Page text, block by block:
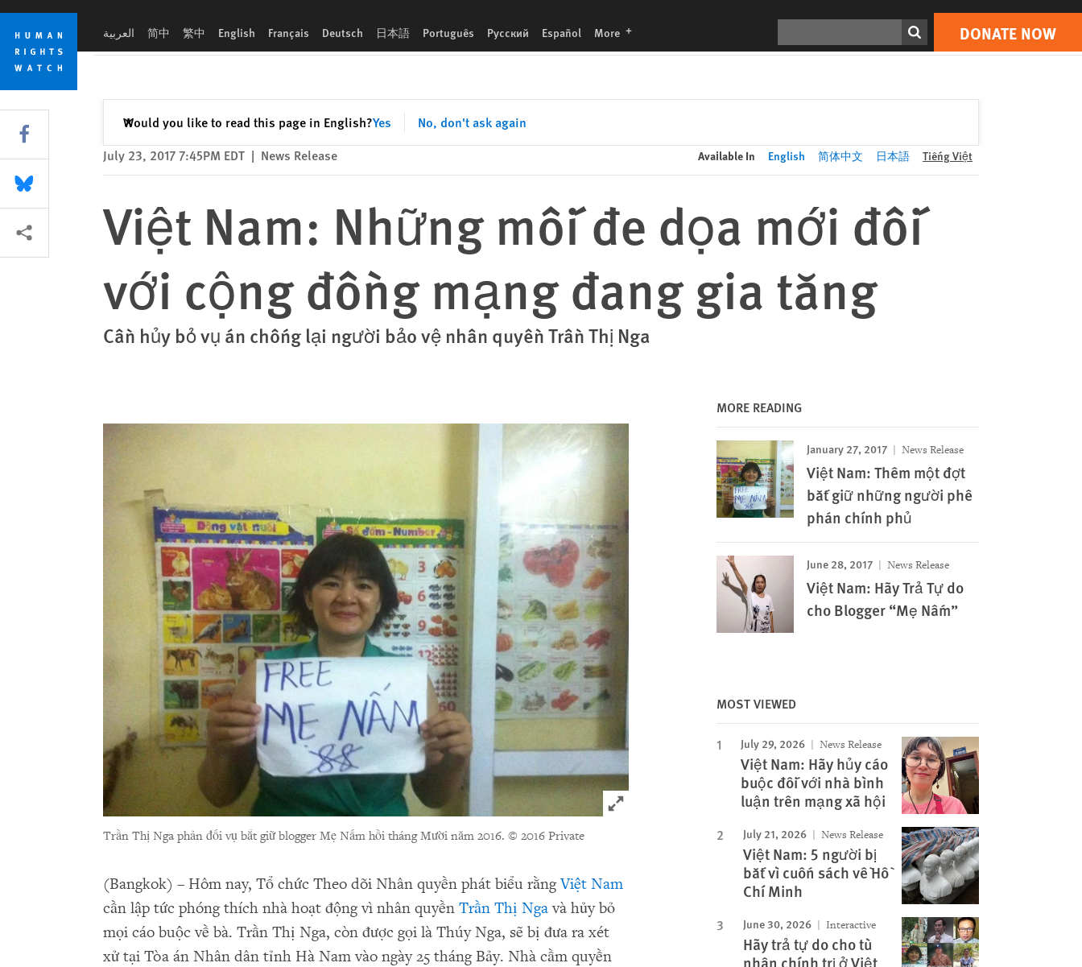
Skip
cookie
privacy
notice
Skip
main
content
العربية 简中 繁中 English Français Deutsch 日本語 Português Русский Español More languages DONATE NOW
Would you like to read this page in English?Yes No, don't ask again
✕Close
Print DONATE NOW
July 23, 2017 7:45PM EDT | News Release Available In English 简体中文 日本語 Tiếng Việt
Việt Nam: Những mối đe dọa mới đối
với cộng đồng mạng đang gia tăng
Cần hủy bỏ vụ án chống lại người bảo vệ nhân quyền Trần Thị Nga
Click to expand Image
Trần Thị Nga phản đối vụ bắt giữ blogger Mẹ Nấm hồi tháng Mười năm 2016. © 2016 Private
(Bangkok) – Hôm nay, Tổ chức Theo dõi Nhân quyền phát biểu rằngViệt Nam
cần lập tức phóng thích nhà hoạt động vì nhân quyền Trần Thị Ngavà hủy bỏ
mọi cáo buộc về bà. Trần Thị Nga, còn được gọi là Thúy Nga, sẽ bị đưa ra xét
xử tại Tòa án Nhân dân tỉnh Hà Nam vào ngày 25 tháng Bảy. Nhà cầm quyền
MORE READING
January 27, 2017 News Release
Việt Nam: Thêm một đợt
bắt giữ những người phê
phán chính phủ
June 28, 2017 News Release
Việt Nam: Hãy Trả Tự do
cho Blogger “Mẹ Nấm”
MOST VIEWED
July 29, 2026 News Release
Việt Nam: Hãy hủy cáo
buộc đối với nhà bình
luận trên mạng xã hội
July 21, 2026 News Release
Việt Nam: 5 người bị
bắt vì cuốn sách về Hồ
Chí Minh
June 30, 2026 Interactive
Hãy trả tự do cho tù
nhân chính trị ở Việt
Share this via Facebook
Share this via Bluesky
More sharing options